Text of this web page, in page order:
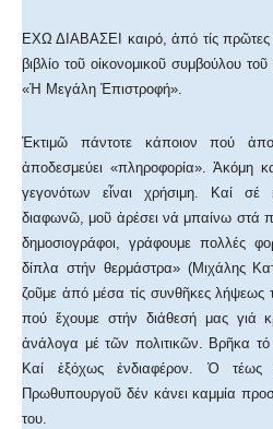
ΕΧΩ ΔΙΑΒΑΣΕΙ καιρό, ἀπό τίς πρῶτες
βιβλίο τοῦ οἰκονομικοῦ συμβούλου
«Ἡ Μεγάλη Ἐπιστροφή».
Ἐκτιμῶ πάντοτε κάποιον πού
ἀποδεσμεύει «πληροφορία». Ἀκόμη
γεγονότων εἶναι χρήσιμη. Καί
διαφωνῶ, μοῦ ἀρέσει νά μπαίνω στά
δημοσιογράφοι, γράφουμε πολλές
δίπλα στήν θερμάστρα» (Μιχάλης
ζοῦμε ἀπό μέσα τίς συνθῆκες
πού ἔχουμε στήν διάθεσή μας γιά
ἀνάλογα μέ τῶν πολιτικῶν. Βρῆκα τό
Καί ἐξόχως ἐνδιαφέρον. Ὁ τέως
Πρωθυπουργοῦ δέν κάνει καμμία
του.